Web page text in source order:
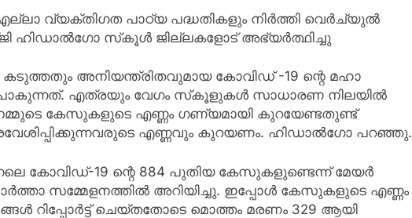
വ്യക്തിഗത പാഠ്യ പദ്ധതികളും നിര്‍ത്തി വെര്‍ച്യുല്‍
ഹിഡാല്‍ഗോ സ്‌കൂള്‍ ജില്ലകളോട് അഭ്യര്‍ത്ഥിച്ചു
കടുത്തതും അനിയന്ത്രിതവുമായ കോവിഡ് -19 ന്റെ മഹാ
എത്രയും വേഗം സ്‌കൂളുകള്‍ സാധാരണ നിലയില്‍
കേസുകളുടെ എണ്ണം ഗണ്യമായി കുറയേണ്ടതുണ്ട്
എണ്ണവും കുറയണം. ഹിഡാല്‍ഗോ പറഞ്ഞു.
കോവിഡ്-19 ന്റെ 884 പുതിയ കേസുകളുണ്ടെന്ന് മേയര്‍
സമ്മേളനത്തില്‍ അറിയിച്ചു. ഇപ്പോള്‍ കേസുകളുടെ എണ്ണം
റിപ്പോര്‍ട്ട് ചെയ്തതോടെ മൊത്തം മരണം 329 ആയി